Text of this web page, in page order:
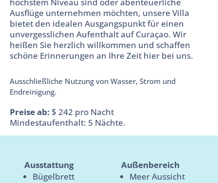
Ausflüge unternehmen möchten, unsere Villa
bietet den idealen Ausgangspunkt für einen
unvergesslichen Aufenthalt auf Curaçao. Wir
heißen Sie herzlich willkommen und schaffen
schöne Erinnerungen an Ihre Zeit hier bei uns.
Ausschließliche Nutzung von Wasser, Strom und
Endreinigung.
Preise ab: $ 242 pro Nacht
Mindestaufenthalt: 5 Nächte.
Ausstattung
Bügelbrett
Außenbereich
Meer Aussicht